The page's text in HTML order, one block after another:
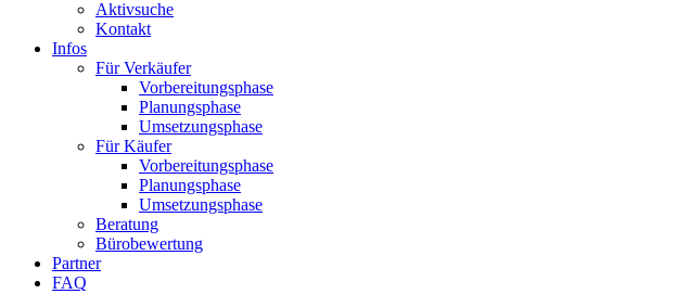
Aktivsuche
Kontakt
Infos
Für Verkäufer
Vorbereitungsphase
Planungsphase
Umsetzungsphase
Für Käufer
Vorbereitungsphase
Planungsphase
Umsetzungsphase
Beratung
Bürobewertung
Partner
FAQ